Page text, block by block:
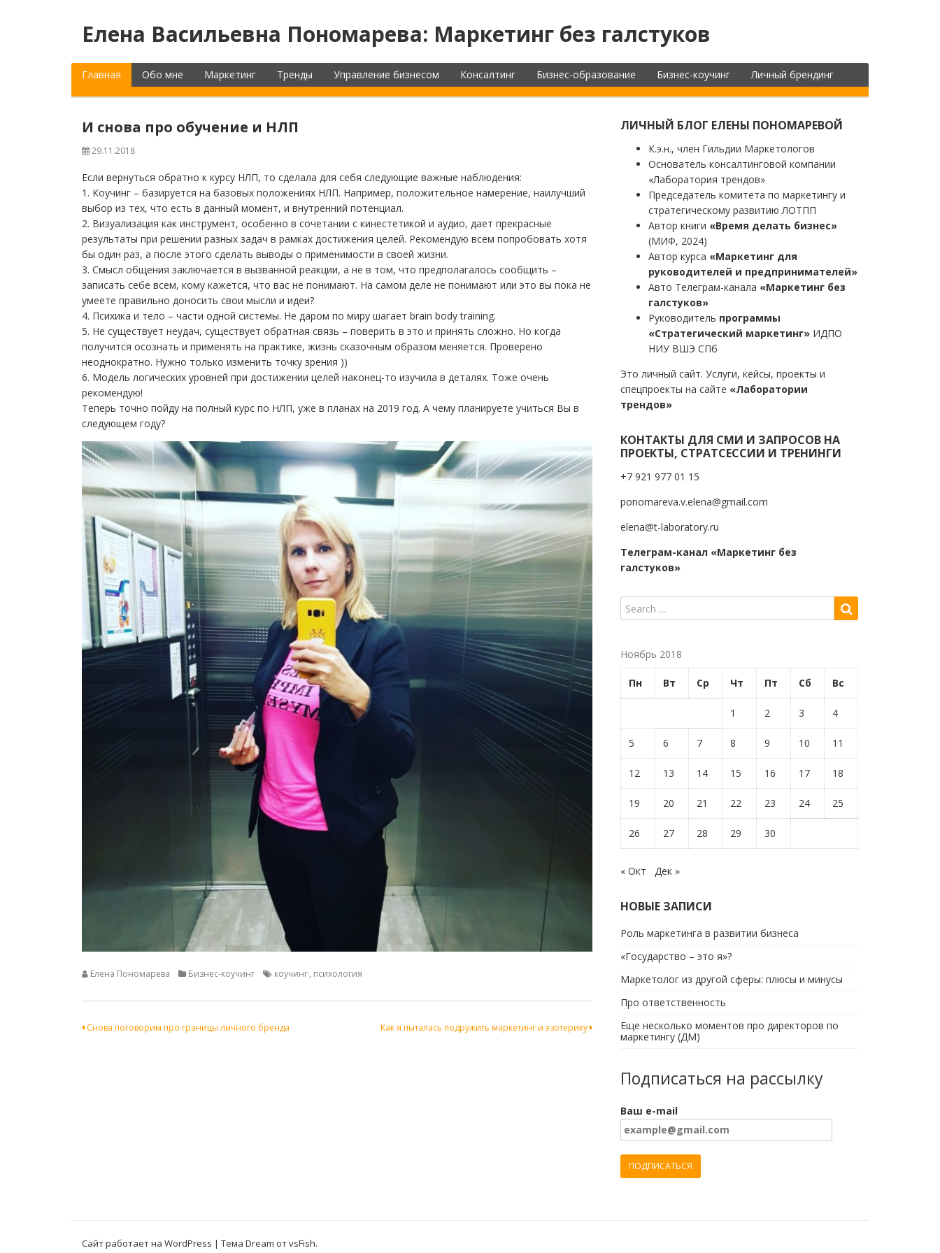
Елена Васильевна Пономарева: Маркетинг без галстуков
Главная Обо мне Маркетинг Тренды Управление бизнесом Консалтинг Бизнес-образование Бизнес-коучинг Личный брендинг
И снова про обучение и НЛП
29.11.2018
Если вернуться обратно к курсу НЛП, то сделала для себя следующие важные наблюдения:
1. Коучинг – базируется на базовых положениях НЛП. Например, положительное намерение, наилучший
выбор из тех, что есть в данный момент, и внутренний потенциал.
2. Визуализация как инструмент, особенно в сочетании с кинестетикой и аудио, дает прекрасные
результаты при решении разных задач в рамках достижения целей. Рекомендую всем попробовать хотя
бы один раз, а после этого сделать выводы о применимости в своей жизни.
3. Смысл общения заключается в вызванной реакции, а не в том, что предполагалось сообщить –
записать себе всем, кому кажется, что вас не понимают. На самом деле не понимают или это вы пока не
умеете правильно доносить свои мысли и идеи?
4. Психика и тело – части одной системы. Не даром по миру шагает brain body training.
5. Не существует неудач, существует обратная связь – поверить в это и принять сложно. Но когда
получится осознать и применять на практике, жизнь сказочным образом меняется. Проверено
неоднократно. Нужно только изменить точку зрения ))
6. Модель логических уровней при достижении целей наконец-то изучила в деталях. Тоже очень
рекомендую!
Теперь точно пойду на полный курс по НЛП, уже в планах на 2019 год. А чему планируете учиться Вы в
следующем году?
Елена Пономарева Бизнес-коучинг коучинг, психология
Навигация
Снова поговорим про границы личного бренда Как я пыталась подружить маркетинг и эзотерику
ЛИЧНЫЙ БЛОГ ЕЛЕНЫ ПОНОМАРЕВОЙ
К.э.н., член Гильдии Маркетологов
Основатель консалтинговой компании
«Лаборатория трендов»
Председатель комитета по маркетингу и
стратегическому развитию ЛОТПП
Автор книги «Время делать бизнес»
(МИФ, 2024)
Автор курса «Маркетинг для
руководителей и предпринимателей»
Авто Телеграм-канала «Маркетинг без
галстуков»
Руководитель программы
«Стратегический маркетинг» ИДПО
НИУ ВШЭ СПб
Это личный сайт. Услуги, кейсы, проекты и
спецпроекты на сайте «Лаборатории
трендов»
КОНТАКТЫ ДЛЯ СМИ И ЗАПРОСОВ НА
ПРОЕКТЫ, СТРАТСЕССИИ И ТРЕНИНГИ
+7 921 977 01 15
ponomareva.v.elena@gmail.com
elena@t-laboratory.ru
Телеграм-канал «Маркетинг без
галстуков»
Ноябрь 2018
Пн Вт Ср Чт Пт Сб Вс
1 2 3 4
5 6 7 8 9 10 11
12 13 14 15 16 17 18
19 20 21 22 23 24 25
26 27 28 29 30
« Окт Дек »
НОВЫЕ ЗАПИСИ
Роль маркетинга в развитии бизнеса
«Государство – это я»?
Маркетолог из другой сферы: плюсы и минусы
Про ответственность
Еще несколько моментов про директоров по
маркетингу (ДМ)
Подписаться на рассылку
Ваш e-mail
Сайт работает на WordPress | Тема Dream отvsFish.